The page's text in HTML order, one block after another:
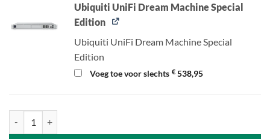
Ubiquiti UniFi Dream Machine Special
Edition
Ubiquiti UniFi Dream Machine Special
Edition
Voeg toe voor slechts € 538,95